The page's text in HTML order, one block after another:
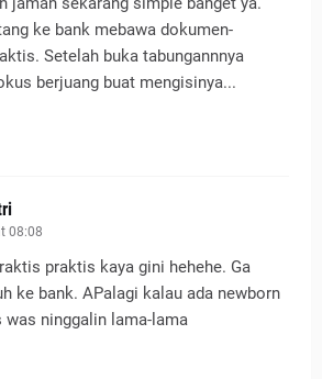
ke bank mebawa dokumen-
Setelah buka tabungannnya
berjuang buat mengisinya...
08:08
praktis kaya gini hehehe. Ga
ke bank. APalagi kalau ada newborn
was ninggalin lama-lama